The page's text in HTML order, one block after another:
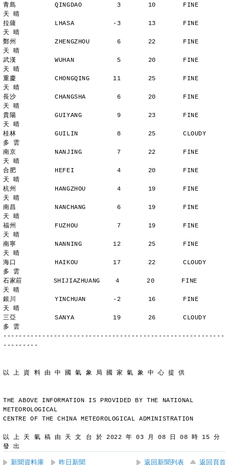
青島          QINGDAO         3       10       FINE
天 晴
拉薩          LHASA          -3       13       FINE
天 晴
鄭州          ZHENGZHOU       6       22       FINE
天 晴
武漢          WUHAN           5       20       FINE
天 晴
重慶          CHONGQING      11       25       FINE
天 晴
長沙          CHANGSHA        6       20       FINE
天 晴
貴陽          GUIYANG         9       23       FINE
天 晴
桂林          GUILIN          8       25       CLOUDY
多 雲
南京          NANJING         7       22       FINE
天 晴
合肥          HEFEI           4       20       FINE
天 晴
杭州          HANGZHOU        4       19       FINE
天 晴
南昌          NANCHANG        6       19       FINE
天 晴
福州          FUZHOU          7       19       FINE
天 晴
南寧          NANNING        12       25       FINE
天 晴
海口          HAIKOU         17       22       CLOUDY
多 雲
石家莊        SHIJIAZHUANG    4       20       FINE
天 晴
銀川          YINCHUAN       -2       16       FINE
天 晴
三亞          SANYA          19       26       CLOUDY
多 雲
---------------------------------------------------------
---------
以 上 資 料 由 中 國 氣 象 局 國 家 氣 象 中 心 提 供
THE ABOVE INFORMATION IS PROVIDED BY THE NATIONAL
METEOROLOGICAL
CENTRE OF THE CHINA METEOROLOGICAL ADMINISTRATION
以 上 天 氣 稿 由 天 文 台 於 2022 年 03 月 08 日 08 時 15 分
發 出
新聞資料庫 昨日新聞 返回新聞列表 返回頁首